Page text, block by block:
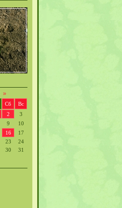
»
Сб
Вс
2
3
9
10
16
17
23
24
30 31